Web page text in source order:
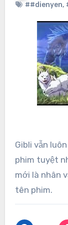
##dienyen,
Gibli vẫn
phim tuyệt
mới là nhân
tên phim.